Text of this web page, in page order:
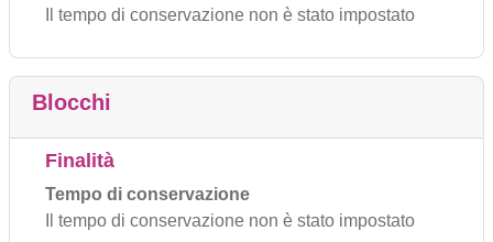
Il tempo di conservazione non è stato impostato
Blocchi
Finalità
Tempo di conservazione
Il tempo di conservazione non è stato impostato